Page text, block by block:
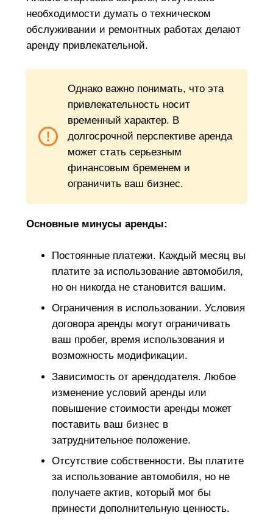
необходимости думать о техническом
обслуживании и ремонтных работах делают
аренду привлекательной.
Однако важно понимать, что эта
привлекательность носит
временный характер. В
долгосрочной перспективе аренда
может стать серьезным
финансовым бременем и
ограничить ваш бизнес.
Основные минусы аренды:
Постоянные платежи. Каждый месяц вы
платите за использование автомобиля,
но он никогда не становится вашим.
Ограничения в использовании. Условия
договора аренды могут ограничивать
ваш пробег, время использования и
возможность модификации.
Зависимость от арендодателя. Любое
изменение условий аренды или
повышение стоимости аренды может
поставить ваш бизнес в
затруднительное положение.
Отсутствие собственности. Вы платите
за использование автомобиля, но не
получаете актив, который мог бы
принести дополнительную ценность.